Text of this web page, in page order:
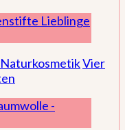
NaturkosmetikVier